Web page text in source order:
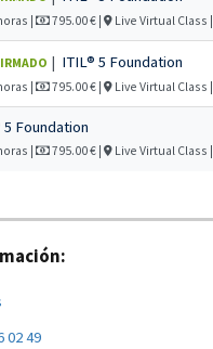
| 795.00 € | Live Virtual Class |
| ITIL® 5 Foundation
| 795.00 € | Live Virtual Class |
5 Foundation
| 795.00 € | Live Virtual Class |
02 49